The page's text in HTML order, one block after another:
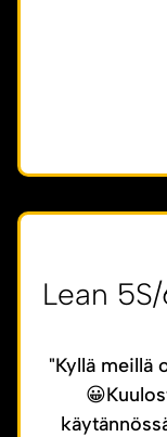
Lean
"Kyllä meillä